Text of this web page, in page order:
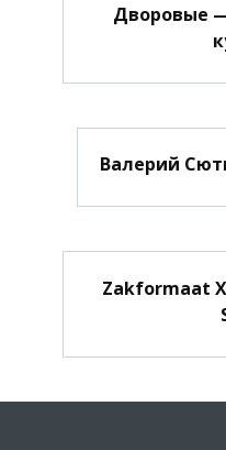
Дворовые
Валерий
Zakformaat